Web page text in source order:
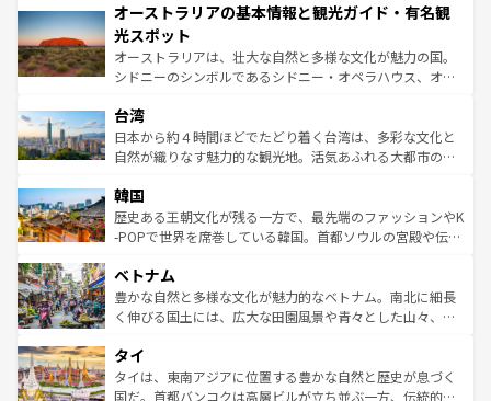
部のニューオーリンズでは、音楽と美食が融合した独特の
文化が魅力。旅行者はアメリカの各地域で異なる魅力を楽
しみながら、その多様性と豊かな歴史を感じることができ
るだろう。車でのロードトリップや列車の旅も、アメリカ
情報は
ワイ島は見逃せない。また、定番の観光地といえばオアフ
島だが、静かな自然を求めるならマウイ島やカウアイ島が
おすすめ。エメラルドグリーンに輝く海をはじめ、豊かな
文化や歴史が息づいている。「アロハスピリット」と呼ば
人々、おいしいローカルフードやハワイアンミュージッ
ク、伝統的なフラダンスなど、すべてがハワイの魅力を彩
っている。訪れるたびに新しい発見と感動が待っているハ
はコンテンツ一覧
オーストラリアの基本情報と観光ガイド・有名観
光スポット
オーストラリアは、壮大な自然と多様な文化が魅力の国。
シドニーのシンボルであるシドニー・オペラハウス、オー
リアリーフや大陸中央部にそびえるウルル（エアーズロッ
ク）、タスマニアの美しい原生林やケアンズの熱帯雨林な
ど、見どころがたくさん。また、カフェやワイン、オージ
いる。アクティビティも充実しており、サーフィンやダイ
ビング、ハイキングなど、アウトドア好きにはたまらな
い。オーストラリアの多彩な魅力を存分に味わいつくそ
参照してほしい。
台湾
日本から約４時間ほどでたどり着く台湾は、多彩な文化と
自然が織りなす魅力的な観光地。活気あふれる大都市の台
ン）、静ひつな山岳地帯である台湾東部など、都市の喧騒
と山間の静けさが共存しており、訪れる人に新しい発見と
驚きをもたらしてくれる。また、奥深い台湾の食文化も魅
容にもいいと評判のスイーツなど、バラエティ豊かな料理
が味わえる。 なお、新着の台湾情報は コンテンツ一覧を参
照してほしい。
韓国
歴史ある王朝文化が残る一方で、最先端のファッションやK
-POPで世界を席巻している韓国。首都ソウルの宮殿や伝統
き、地方に足を延ばせば四季折々の自然美を楽しむことが
できる。そして、キムチや焼肉、絶品のストリートフード
まで、さまざまな韓国料理が待っている。夜には、韓国な
リティに包まれながら、韓国の多彩な魅力を心ゆくまで味
わってみてほしい。 なお、新着の韓国情報はコンテンツ一
覧を参照してほしい。
ベトナム
豊かな自然と多様な文化が魅力的なベトナム。南北に細長
く伸びる国土には、広大な田園風景や青々とした山々、世
急速な発展と共に伝統が息づく。ハノイの古い町並みやホ
ーチミン市のフランス統治時代の建物も、独特の雰囲気を
醸し出している。また、バラエティの豊かさとおいしさで
タイ
タイは、東南アジアに位置する豊かな自然と歴史が息づく
国だ。首都バンコクは高層ビルが立ち並ぶ一方、伝統的な